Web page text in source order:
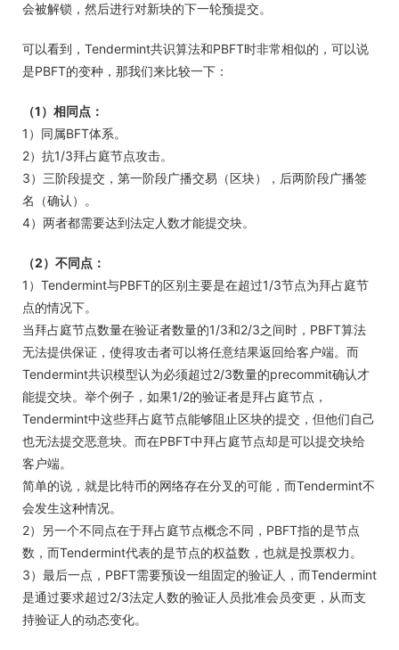
会被解锁，然后进行对新块的下一轮预提交。
可以看到，Tendermint共识算法和PBFT时非常相似的，可以说
是PBFT的变种，那我们来比较一下：
（1）相同点：
1）同属BFT体系。
2）抗1/3拜占庭节点攻击。
3）三阶段提交，第一阶段广播交易（区块），后两阶段广播签
名（确认）。
4）两者都需要达到法定人数才能提交块。
（2）不同点：
1）Tendermint与PBFT的区别主要是在超过1/3节点为拜占庭节
点的情况下。
当拜占庭节点数量在验证者数量的1/3和2/3之间时，PBFT算法
无法提供保证，使得攻击者可以将任意结果返回给客户端。而
Tendermint共识模型认为必须超过2/3数量的precommit确认才
能提交块。举个例子，如果1/2的验证者是拜占庭节点，
Tendermint中这些拜占庭节点能够阻止区块的提交，但他们自己
也无法提交恶意块。而在PBFT中拜占庭节点却是可以提交块给
客户端。
简单的说，就是比特币的网络存在分叉的可能，而Tendermint不
会发生这种情况。
2）另一个不同点在于拜占庭节点概念不同，PBFT指的是节点
数，而Tendermint代表的是节点的权益数，也就是投票权力。
3）最后一点，PBFT需要预设一组固定的验证人，而Tendermint
是通过要求超过2/3法定人数的验证人员批准会员变更，从而支
持验证人的动态变化。